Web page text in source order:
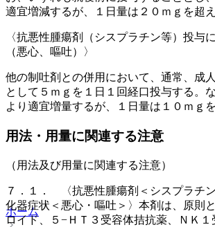
適宜増減するが、１日量は２０ｍｇを超え
〈抗悪性腫瘍剤（シスプラチン等）投与
（悪心、嘔吐）〉
他の制吐剤との併用において、通常、成
として５ｍｇを１日１回経口投与する。
より適宜増量するが、１日量は１０ｍｇ
用法・用量に関連する注意
（用法及び用量に関連する注意）
７．１． 〈抗悪性腫瘍剤＜シスプラチ
化器症状＜悪心・嘔吐＞〉本剤は、原則
ロイド、５−ＨＴ３受容体拮抗薬、ＮＫ１
ホーム